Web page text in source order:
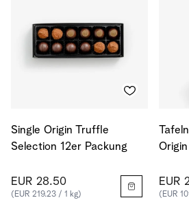
Single Origin Truffle
Selection 12er Packung
EUR 28.50
(EUR 219.23 / 1 kg)
Origin
EUR
(EUR